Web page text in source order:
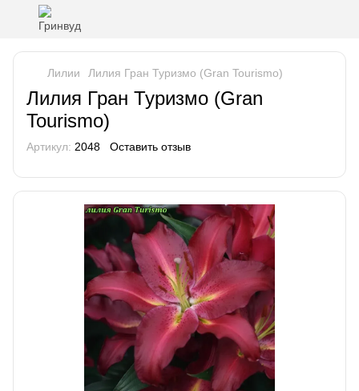
Лилии Лилия Гран Туризмо (Gran Tourismo)
Лилия Гран Туризмо (Gran
Tourismo)
Артикул: 2048 Оставить отзыв